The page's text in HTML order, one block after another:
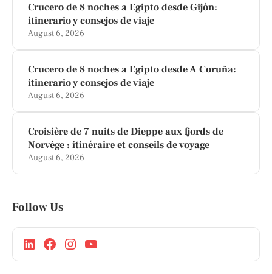
Crucero de 8 noches a Egipto desde Gijón:
itinerario y consejos de viaje
August 6, 2026
Crucero de 8 noches a Egipto desde A Coruña:
itinerario y consejos de viaje
August 6, 2026
Croisière de 7 nuits de Dieppe aux fjords de
Norvège : itinéraire et conseils de voyage
August 6, 2026
Follow Us